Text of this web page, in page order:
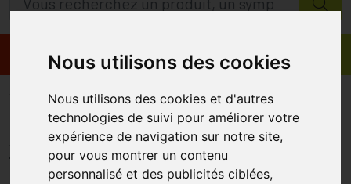
Nous utilisons des cookies
Nous utilisons des cookies et d'autres
technologies de suivi pour améliorer votre
expérience de navigation sur notre site,
pour vous montrer un contenu
personnalisé et des publicités ciblées,
Promos Produits
Weleda Contour.yeux Lissant
Rose Musq.&thé Blanc 12ml
WELEDA